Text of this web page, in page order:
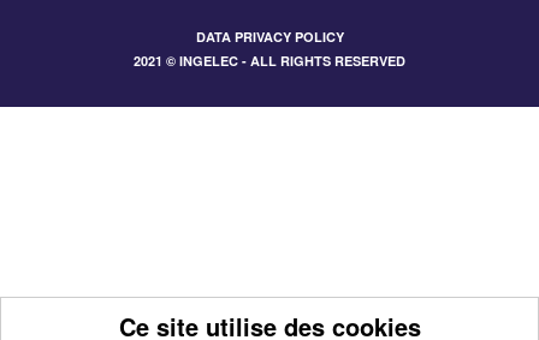
DATA PRIVACY POLICY
2021 © INGELEC - ALL RIGHTS RESERVED